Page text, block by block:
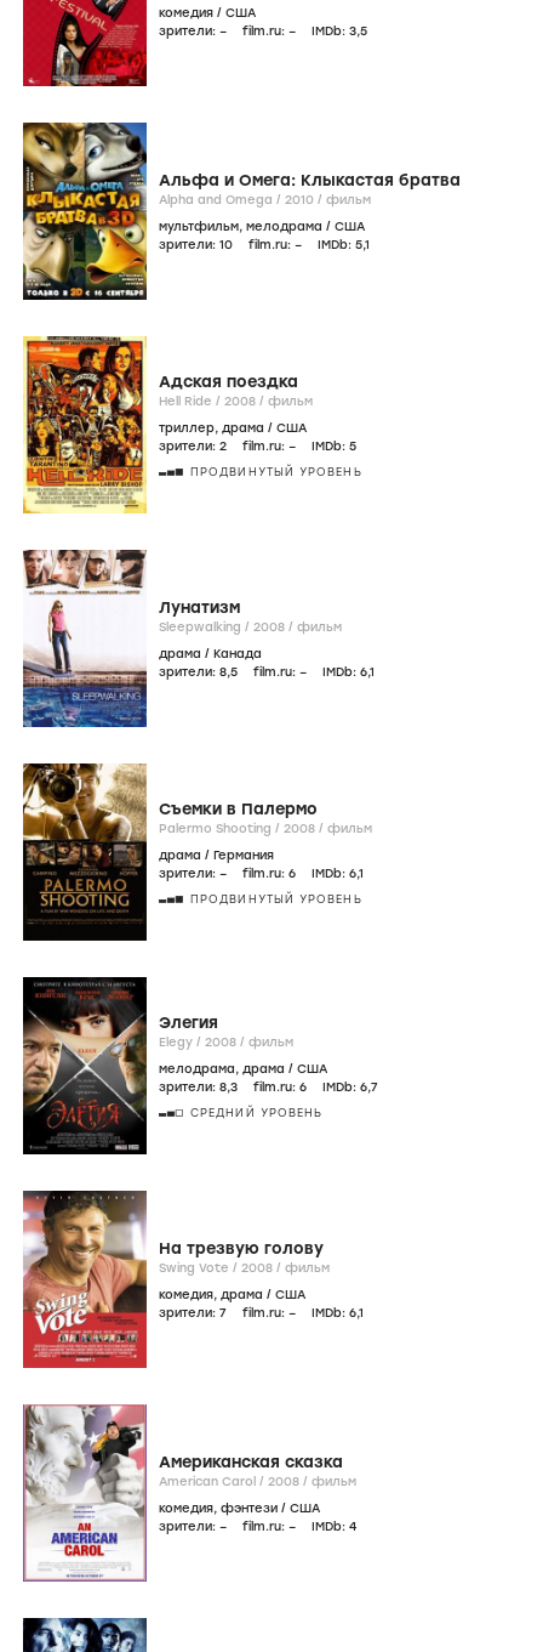
комедия / США
зрители: – film.ru: – IMDb: 3,5
Альфа и Омега: Клыкастая братва
Alpha and Omega / 2010 / фильм
мультфильм, мелодрама / США
зрители: 10 film.ru: – IMDb: 5,1
Адская поездка
Hell Ride / 2008 / фильм
триллер, драма / США
зрители: 2 film.ru: – IMDb: 5
ПРОДВИНУТЫЙ УРОВЕНЬ
Лунатизм
Sleepwalking / 2008 / фильм
драма / Канада
зрители: 8,5 film.ru: – IMDb: 6,1
Съемки в Палермо
Palermo Shooting / 2008 / фильм
драма / Германия
зрители: – film.ru: 6 IMDb: 6,1
ПРОДВИНУТЫЙ УРОВЕНЬ
Элегия
Elegy / 2008 / фильм
мелодрама, драма / США
зрители: 8,3 film.ru: 6 IMDb: 6,7
СРЕДНИЙ УРОВЕНЬ
На трезвую голову
Swing Vote / 2008 / фильм
комедия, драма / США
зрители: 7 film.ru: – IMDb: 6,1
Американская сказка
American Carol / 2008 / фильм
комедия, фэнтези / США
зрители: – film.ru: – IMDb: 4